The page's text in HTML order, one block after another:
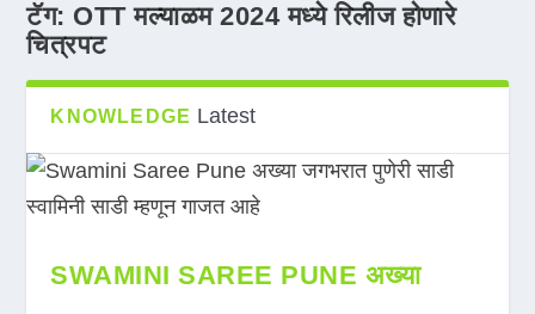
टॅग: OTT मल्याळम 2024 मध्ये रिलीज होणारे
चित्रपट
KNOWLEDGE Latest
SWAMINI SAREE PUNE अख्या